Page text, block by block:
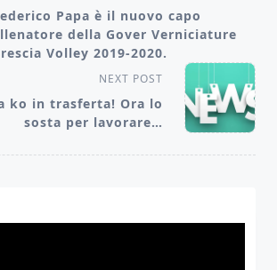
span>
Papa è il nuovo capo
della Gover Verniciature
Volley 2019-2020.
NEXT POST
ko in trasferta! Ora lo
sosta per lavorare…